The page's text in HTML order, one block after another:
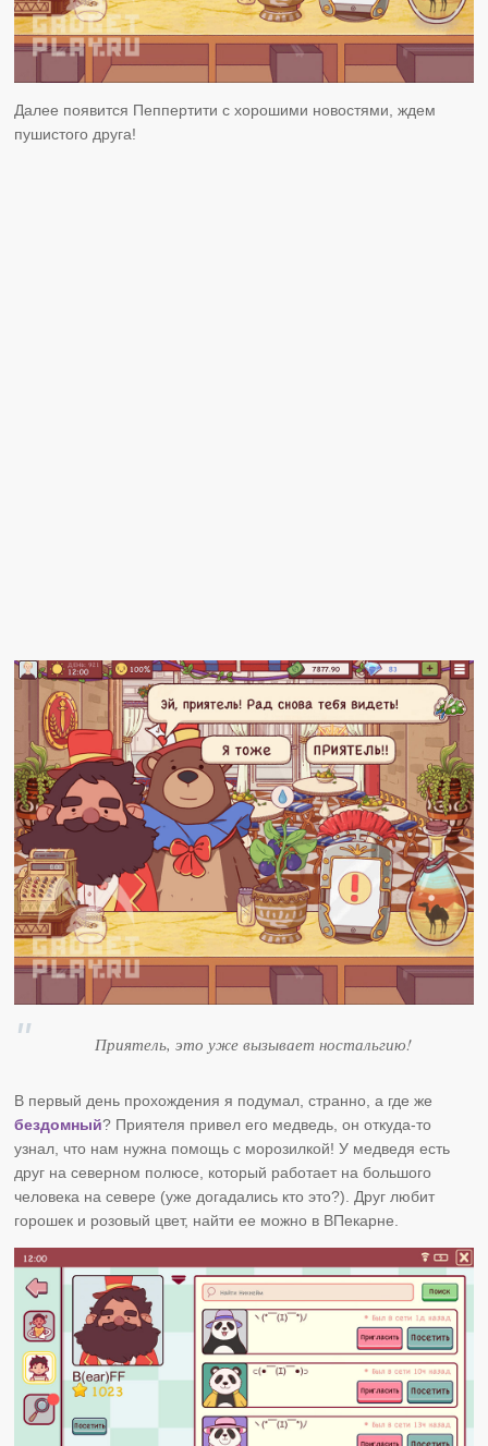
Далее появится Пеппертити с хорошими новостями, ждем
пушистого друга!
Приятель, это уже вызывает ностальгию!
В первый день прохождения я подумал, странно, а где же
бездомный? Приятеля привел его медведь, он откуда-то
узнал, что нам нужна помощь с морозилкой! У медведя есть
друг на северном полюсе, который работает на большого
человека на севере (уже догадались кто это?). Друг любит
горошек и розовый цвет, найти ее можно в ВПекарне.